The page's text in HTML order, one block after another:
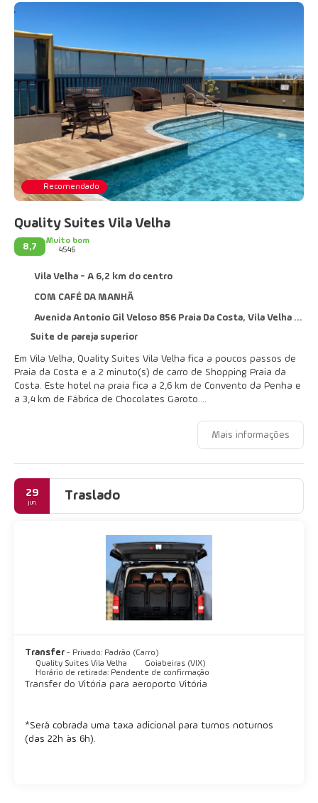
Recomendado
Quality Suites Vila Velha
8,7
Muito bom
4546
Vila Velha - A 6,2 km do centro
COM CAFÉ DA MANHÃ
Avenida Antonio Gil Veloso 856 Praia Da Costa, Vila Velha 29101-010
Suite de pareja superior
Em Vila Velha, Quality Suites Vila Velha fica a poucos passos de
Praia da Costa e a 2 minuto(s) de carro de Shopping Praia da
Costa. Este hotel na praia fica a 2,6 km de Convento da Penha e
a 3,4 km de Fábrica de Chocolates Garoto.
Aproveite as oportunidades de recreação oferecidas, incluindo
uma piscina externa, uma sauna seca e uma academia. Este
salão de banquetes.
Sinta-se em casa em um de nossos 126 quartos com ar-
condicionado, frigobares e TVs de tela plana. Durante a estadia,
apresentam chuveiros, produtos de toalete de cortesia e
secadores de cabelo. As comodidades incluem telefones, além
de cofres e serviço de preparação de cama para dormir.
Saboreie uma deliciosa refeição no um restaurante ou
experimente os petiscos na cafeteria deste hotel. Mate sua
sede com sua bebida favorita em um bar/lounge.
lavagem a seco, balcão de recepção 24 horas e armazenamento
para bagagem. Estacionamento limitado está disponível no
local.
Mais informações
29
jun. Traslado
Transfer - Privado: Padrão (Carro)
Quality Suites Vila Velha
Goiabeiras (VIX)
Horário de retirada: Pendente de confirmação
Transfer do Vitória para aeroporto Vitória
*Será cobrada uma taxa adicional para turnos noturnos
(das 22h às 6h).